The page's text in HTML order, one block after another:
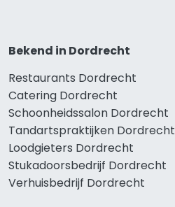
Bekend in Dordrecht
Restaurants Dordrecht
Catering Dordrecht
Schoonheidssalon Dordrecht
Tandartspraktijken Dordrecht
Loodgieters Dordrecht
Stukadoorsbedrijf Dordrecht
Verhuisbedrijf Dordrecht